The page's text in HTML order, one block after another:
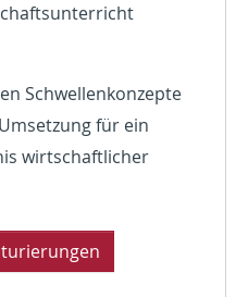
Schwellenkonzepte
für ein
wirtschaftlicher